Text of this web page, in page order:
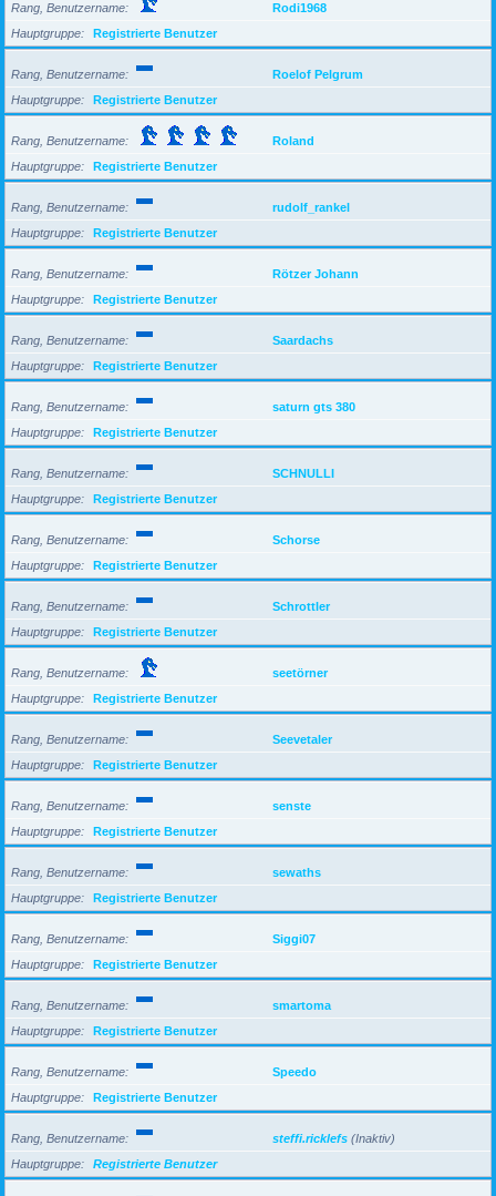
Rang, Benutzername
Rodi1968
Hauptgruppe
Registrierte Benutzer
Rang, Benutzername
Roelof Pelgrum
Hauptgruppe
Registrierte Benutzer
Rang, Benutzername
Roland
Hauptgruppe
Registrierte Benutzer
Rang, Benutzername
rudolf_rankel
Hauptgruppe
Registrierte Benutzer
Rang, Benutzername
Rötzer Johann
Hauptgruppe
Registrierte Benutzer
Rang, Benutzername
Saardachs
Hauptgruppe
Registrierte Benutzer
Rang, Benutzername
saturn gts 380
Hauptgruppe
Registrierte Benutzer
Rang, Benutzername
SCHNULLI
Hauptgruppe
Registrierte Benutzer
Rang, Benutzername
Schorse
Hauptgruppe
Registrierte Benutzer
Rang, Benutzername
Schrottler
Hauptgruppe
Registrierte Benutzer
Rang, Benutzername
seetörner
Hauptgruppe
Registrierte Benutzer
Rang, Benutzername
Seevetaler
Hauptgruppe
Registrierte Benutzer
Rang, Benutzername
senste
Hauptgruppe
Registrierte Benutzer
Rang, Benutzername
sewaths
Hauptgruppe
Registrierte Benutzer
Rang, Benutzername
Siggi07
Hauptgruppe
Registrierte Benutzer
Rang, Benutzername
smartoma
Hauptgruppe
Registrierte Benutzer
Rang, Benutzername
Speedo
Hauptgruppe
Registrierte Benutzer
Rang, Benutzername steffi.ricklefs (Inaktiv)
Hauptgruppe
Registrierte Benutzer